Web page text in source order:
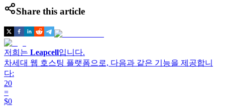
Share this article
저희는 Leapcell입니다.
차세대 웹 호스팅 플랫폼으로, 다음과 같은 기능을 제공합니
다:
20
=
$0